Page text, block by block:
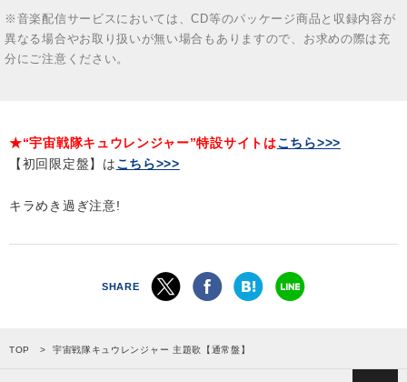
※音楽配信サービスにおいては、CD等のパッケージ商品と収録内容が
異なる場合やお取り扱いが無い場合もありますので、お求めの際は充
分にご注意ください。
★“宇宙戦隊キュウレンジャー”特設サイトはこちら>>>
【初回限定盤】はこちら>>>
キラめき過ぎ注意!
SHARE
TOP 宇宙戦隊キュウレンジャー 主題歌【通常盤】